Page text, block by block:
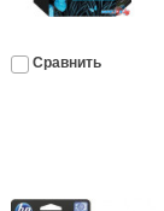
Сравнить